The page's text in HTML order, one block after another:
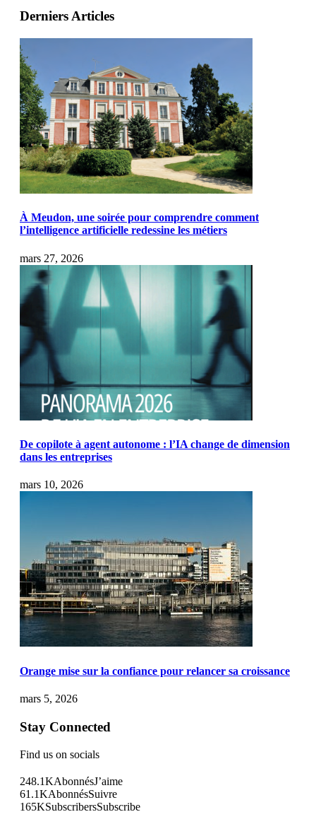
Derniers Articles
À Meudon, une soirée pour comprendre comment
l’intelligence artificielle redessine les métiers
mars 27, 2026
De copilote à agent autonome : l’IA change de dimension
dans les entreprises
mars 10, 2026
Orange mise sur la confiance pour relancer sa croissance
mars 5, 2026
Stay Connected
Find us on socials
248.1KAbonnésJ’aime
61.1KAbonnésSuivre
165KSubscribersSubscribe